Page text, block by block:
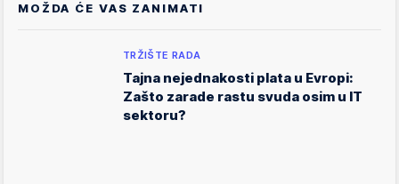
MOŽDA ĆE VAS ZANIMATI
TRŽIŠTE RADA
Tajna nejednakosti plata u Evropi:
Zašto zarade rastu svuda osim u IT
sektoru?